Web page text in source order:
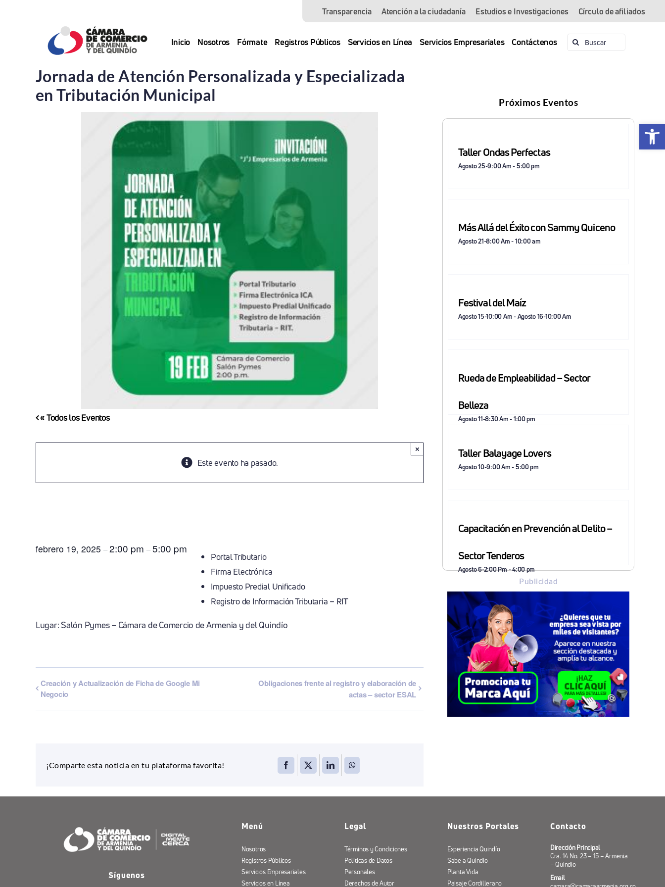
Abrir
Transparencia Atención a la ciudadanía Estudios e Investigaciones Círculo de afiliados
Inicio Nosotros Fórmate Registros Públicos Servicios en Línea Servicios Empresariales Contáctenos Buscar:
Jornada de Atención Personalizada y Especializada
en Tributación Municipal
« Todos los Eventos
Este evento ha pasado.
×
febrero 19, 2025 –2:00 pm –5:00 pm
Portal Tributario
Firma Electrónica
Impuesto Predial Unificado
Registro de Información Tributaria – RIT
Lugar: Salón Pymes – Cámara de Comercio de Armenia y del Quindío
Creación y Actualización de Ficha de Google Mi
Negocio
Obligaciones frente al registro y elaboración de
actas – sector ESAL
¡Comparte esta noticia en tu plataforma favorita!
Próximos Eventos
Taller Ondas Perfectas
Agosto 25-9:00 Am-5:00 pm
Más Allá del Éxito con Sammy Quiceno
Agosto 21-8:00 Am-10:00 am
Festival del Maíz
Agosto 15-10:00 Am-Agosto 16-10:00 Am
Rueda de Empleabilidad – Sector
Belleza
Agosto 11-8:30 Am-1:00 pm
Taller Balayage Lovers
Agosto 10-9:00 Am-5:00 pm
Capacitación en Prevención al Delito –
Sector Tenderos
Agosto 6-2:00 Pm-4:00 pm
Publicidad
Síguenos
Menú
Nosotros
Registros Públicos
Servicios Empresariales
Servicios en Línea
Legal
Términos y Condiciones
Políticas de Datos
Personales
Derechos de Autor
Nuestros Portales
Experiencia Quindío
Sabe a Quindío
Planta Vida
Paisaje Cordillerano
Contacto
Dirección Principal
Cra. 14 No. 23 – 15 – Armenia
– Quindío
Email